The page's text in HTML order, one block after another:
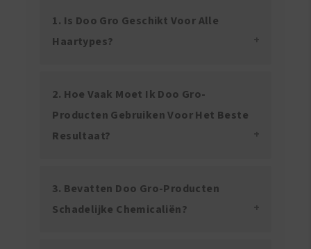
1. Is Doo Gro Geschikt Voor Alle
Haartypes?
2. Hoe Vaak Moet Ik Doo Gro-
Producten Gebruiken Voor Het Beste
Resultaat?
3. Bevatten Doo Gro-Producten
Schadelijke Chemicaliën?